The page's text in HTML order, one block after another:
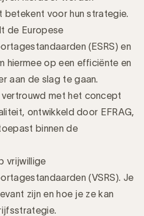
voor hun strategie.
de Europese
(ESRS) en
hiermee op een efficiënte en
aan de slag te gaan.
met het concept
ontwikkeld door EFRAG,
binnen de
vrijwillige
(VSRS). Je
zijn en hoe je ze kan